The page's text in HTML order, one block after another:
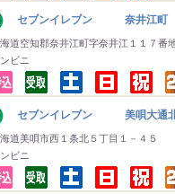
セブンイレブン 奈井江町
道空知郡奈井江町字奈井江１１７番地
ビニ
セブンイレブン 美唄大通
道美唄市西１条北５丁目１－４５
ビニ